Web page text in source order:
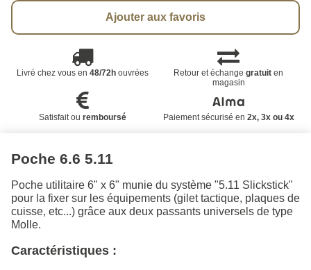
Ajouter aux favoris
Livré chez vous en 48/72houvrées Retour et échangegratuit en
magasin
Satisfait ou remboursé Paiement sécurisé en 2x, 3x ou 4x
Poche 6.6 5.11
Poche utilitaire 6" x 6" munie du système "5.11 Slickstick"
pour la fixer sur les équipements (gilet tactique, plaques de
cuisse, etc...) grâce aux deux passants universels de type
Molle.
Caractéristiques :